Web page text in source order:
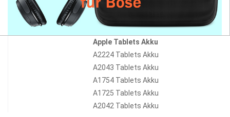
Apple Tablets Akku
A2224 Tablets Akku
A2043 Tablets Akku
A1754 Tablets Akku
A1725 Tablets Akku
A2042 Tablets Akku